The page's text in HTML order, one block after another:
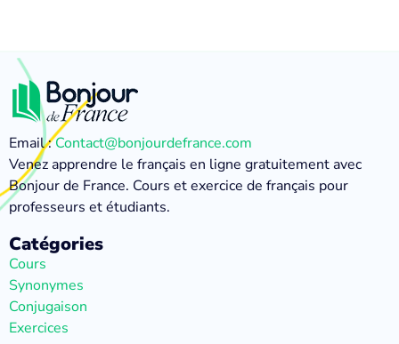
Email :Contact@bonjourdefrance.com
Venez apprendre le français en ligne gratuitement avec
Bonjour de France. Cours et exercice de français pour
professeurs et étudiants.
Catégories
Cours
Synonymes
Conjugaison
Exercices